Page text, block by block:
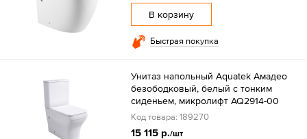
В корзину
Быстрая покупка
Унитаз напольный Aquatek Амадео
безободковый, белый с тонким
сиденьем, микролифт AQ2914-00
Код товара: 189270
15 115 р./шт